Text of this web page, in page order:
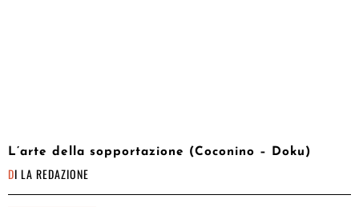
L’arte della sopportazione (Coconino – Doku)
DI LA REDAZIONE